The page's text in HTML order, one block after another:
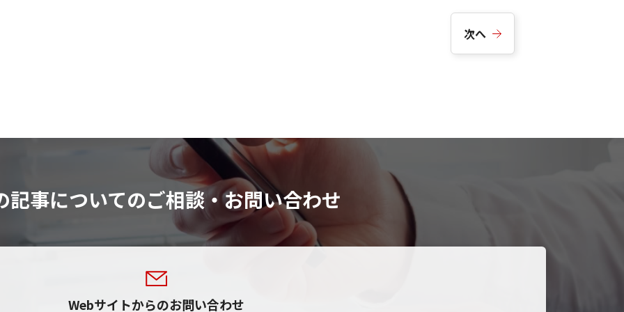
次へ
記事についてのご相談・お問い合わせ
Webサイトからのお問い合わせ